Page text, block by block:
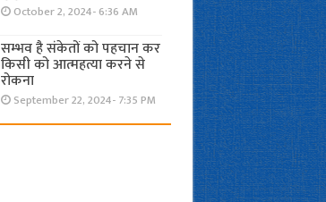
October 2, 2024- 6:36 AM
सम्भव है संकेतों को पहचान कर
किसी को आत्महत्या करने से
रोकना
September 22, 2024- 7:35 PM